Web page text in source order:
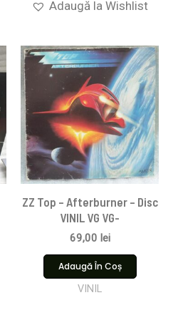
Adaugă la Wishlist
ZZ Top – Afterburner – Disc
VINIL VG VG-
69,00 lei
Adaugă În Coș
VINIL